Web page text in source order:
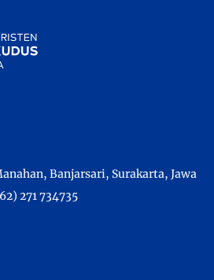
Banjarsari, Surakarta, Jawa
271 734735